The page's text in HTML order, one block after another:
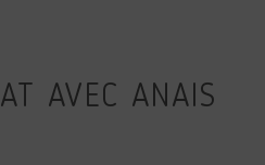
AVEC ANAIS